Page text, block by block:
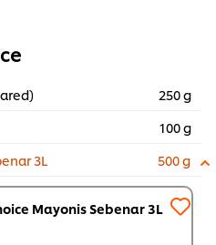
250 g
100 g
3L
500 g
Mayonis Sebenar 3L